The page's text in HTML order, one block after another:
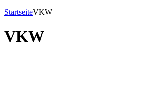
StartseiteVKW
VKW